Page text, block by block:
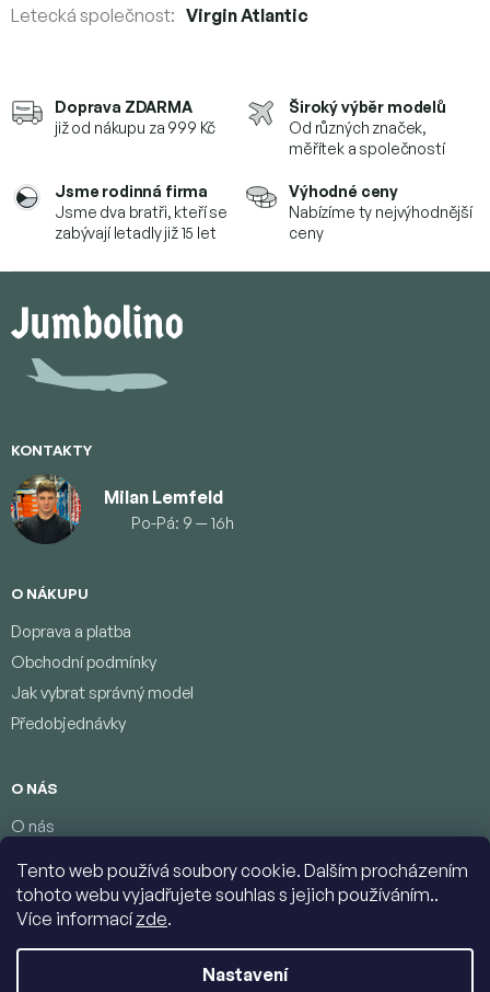
Tento web používá soubory cookie. Dalším procházením
tohoto webu vyjadřujete souhlas s jejich používáním..
Více informacízde.
Nastavení
Doprava ZDARMA
již od nákupu za 999 Kč
Široký výběr modelů
Od různých značek,
měřítek a společností
Jsme rodinná firma
Jsme dva bratři, kteří se
zabývají letadly již 15 let
Výhodné ceny
Nabízíme ty nejvýhodnější
ceny
Letecká společnost: Virgin Atlantic
p
KONTAKTY
Milan Lemfeld
Po-Pá: 9 — 16h
O NÁKUPU
Doprava a platba
Obchodní podmínky
Jak vybrat správný model
Předobjednávky
O NÁS
O nás
Podmínky ochrany osobních údajů
Kontakty